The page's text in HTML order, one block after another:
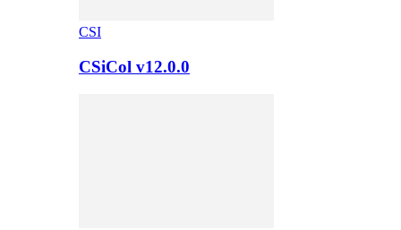
CSI
CSiCol v12.0.0